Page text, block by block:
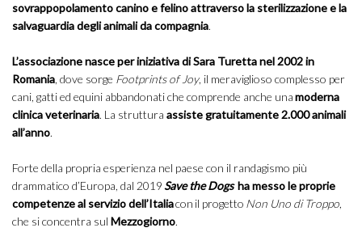
sovrappopolamento canino e felino attraverso la sterilizzazione e la
salvaguardia degli animali da compagnia.
L’associazione nasce per iniziativa di Sara Turetta nel 2002 in
Romania, dove sorge Footprints of Joy, il meraviglioso complesso per
cani, gatti ed equini abbandonati che comprende anche unamoderna
clinica veterinaria. La struttura assiste gratuitamente 2.000 animali
all’anno.
Forte della propria esperienza nel paese con il randagismo più
drammatico d’Europa, dal 2019Save the Dogsha messo le proprie
competenze al servizio dell’Italiacon il progetto Non Uno di Troppo,
che si concentra sul Mezzogiorno.